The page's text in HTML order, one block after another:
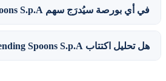
في أي بورصة سيُدرَج سهم Bending Spoons S.p.A.؟
هل تحليل اكتتاب Bending Spoons S.p.A. توصية بالشراء؟